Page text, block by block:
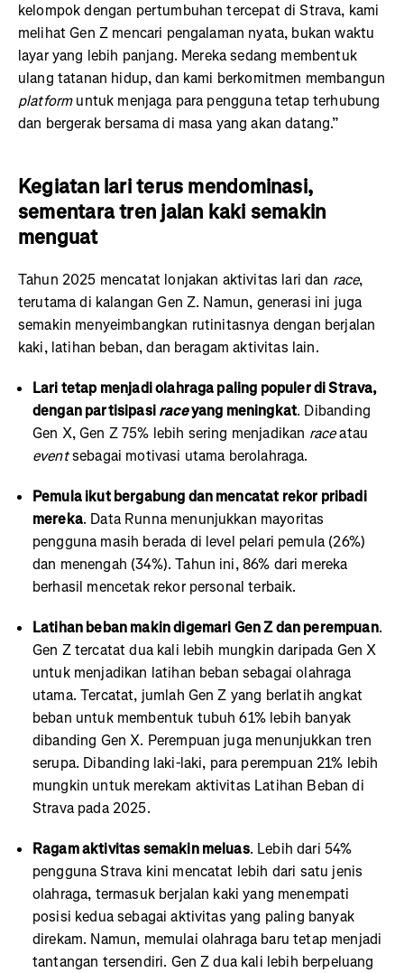
kelompok dengan pertumbuhan tercepat di Strava, kami
melihat Gen Z mencari pengalaman nyata, bukan waktu
layar yang lebih panjang. Mereka sedang membentuk
ulang tatanan hidup, dan kami berkomitmen membangun
platformuntuk menjaga para pengguna tetap terhubung
dan bergerak bersama di masa yang akan datang.”
Kegiatan lari terus mendominasi,
sementara tren jalan kaki semakin
menguat
Tahun 2025 mencatat lonjakan aktivitas lari dan race,
terutama di kalangan Gen Z. Namun, generasi ini juga
semakin menyeimbangkan rutinitasnya dengan berjalan
kaki, latihan beban, dan beragam aktivitas lain.
Lari tetap menjadi olahraga paling populer di Strava,
dengan partisipasiraceyang meningkat. Dibanding
Gen X, Gen Z 75% lebih sering menjadikan raceatau
eventsebagai motivasi utama berolahraga.
Pemula ikut bergabung dan mencatat rekor pribadi
mereka. Data Runna menunjukkan mayoritas
pengguna masih berada di level pelari pemula (26%)
dan menengah (34%). Tahun ini, 86% dari mereka
berhasil mencetak rekor personal terbaik.
Latihan beban makin digemari Gen Z dan perempuan.
Gen Z tercatat dua kali lebih mungkin daripada Gen X
untuk menjadikan latihan beban sebagai olahraga
utama. Tercatat, jumlah Gen Z yang berlatih angkat
beban untuk membentuk tubuh 61% lebih banyak
dibanding Gen X. Perempuan juga menunjukkan tren
serupa. Dibanding laki-laki, para perempuan 21% lebih
mungkin untuk merekam aktivitas Latihan Beban di
Strava pada 2025.
Ragam aktivitas semakin meluas. Lebih dari 54%
pengguna Strava kini mencatat lebih dari satu jenis
olahraga, termasuk berjalan kaki yang menempati
posisi kedua sebagai aktivitas yang paling banyak
direkam. Namun, memulai olahraga baru tetap menjadi
tantangan tersendiri. Gen Z dua kali lebih berpeluang